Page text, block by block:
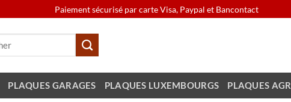
Paiement sécurisé par carte Visa, Paypal et Bancontact
PLAQUES GARAGES PLAQUES LUXEMBOURGS PLAQUES